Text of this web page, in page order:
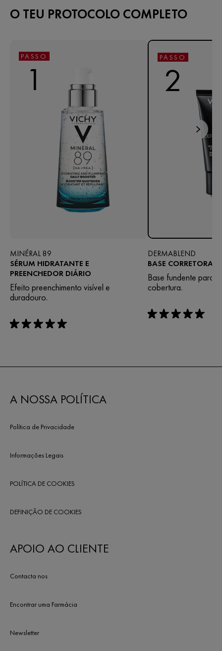
O TEU PROTOCOLO COMPLETO
PASSO
1
MINÉRAL 89
SÉRUM HIDRATANTE E
PREENCHEDOR DIÁRIO
Efeito preenchimento visível e
duradouro.
rating: 5 out of 5
PASSO
2
DERMABLEND
BASE CORRETORA
Base fundente para
cobertura.
rating: 5 out of 5
A NOSSA POLÍTICA
Política de Privacidade
Informações Legais
POLÍTICA DE COOKIES
DEFINIÇÃO DE COOKIES
APOIO AO CLIENTE
Contacta nos
Encontrar uma Farmácia
Newsletter